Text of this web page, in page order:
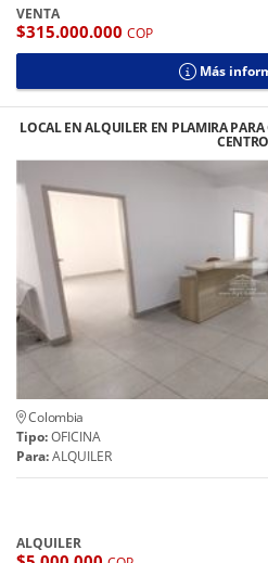
VENTA
$315.000.000 COP
Más
LOCAL EN ALQUILER EN PLAMIRA
CENTRO
Colombia
Tipo:OFICINA
Para:ALQUILER
ALQUILER